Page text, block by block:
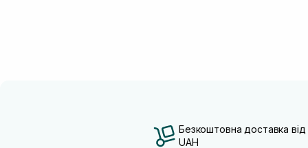
Безкоштовна доставка
UAH